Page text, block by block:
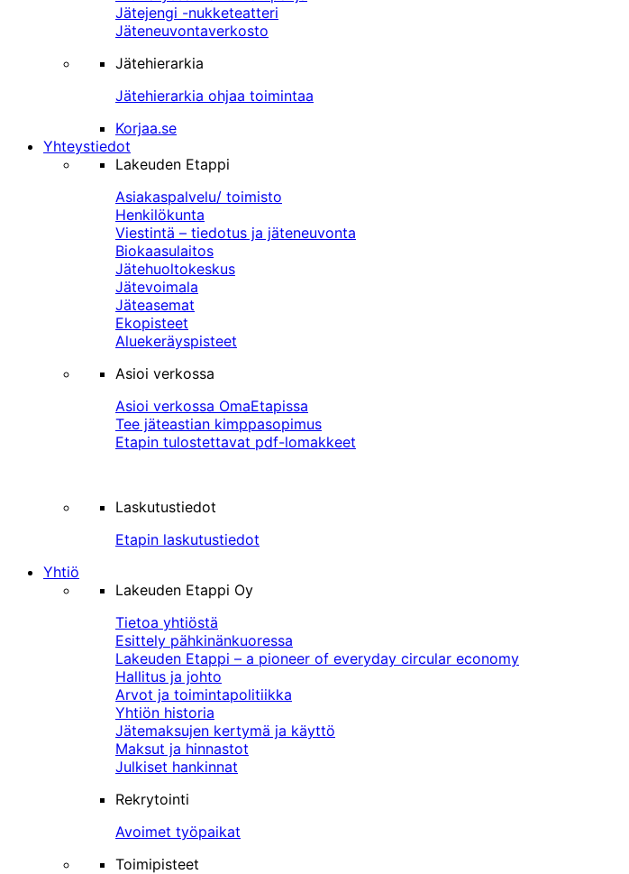
Jätejengi -nukketeatteri
Jäteneuvontaverkosto
Jätehierarkia
Jätehierarkia ohjaa toimintaa
Korjaa.se
Yhteystiedot
Lakeuden Etappi
Asiakaspalvelu/ toimisto
Henkilökunta
Viestintä – tiedotus ja jäteneuvonta
Biokaasulaitos
Jätehuoltokeskus
Jätevoimala
Jäteasemat
Ekopisteet
Aluekeräyspisteet
Asioi verkossa
Asioi verkossa OmaEtapissa
Tee jäteastian kimppasopimus
Etapin tulostettavat pdf-lomakkeet
Laskutustiedot
Etapin laskutustiedot
Yhtiö
Lakeuden Etappi Oy
Tietoa yhtiöstä
Esittely pähkinänkuoressa
Lakeuden Etappi – a pioneer of everyday circular economy
Hallitus ja johto
Arvot ja toimintapolitiikka
Yhtiön historia
Jätemaksujen kertymä ja käyttö
Maksut ja hinnastot
Julkiset hankinnat
Rekrytointi
Avoimet työpaikat
Toimipisteet